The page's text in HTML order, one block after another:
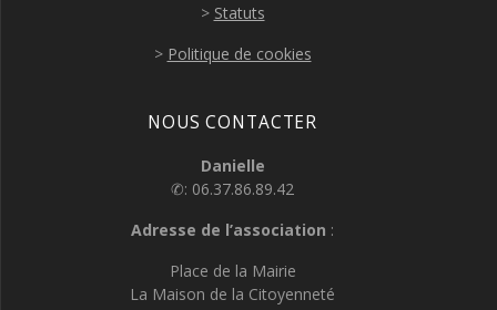
> Statuts
> Politique de cookies
NOUS CONTACTER
Danielle
✆: 06.37.86.89.42
Adresse de l’association :
Place de la Mairie
La Maison de la Citoyenneté